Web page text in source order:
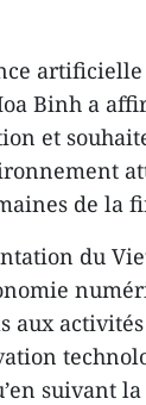
Binh a
et
de la
du
aux
suivant